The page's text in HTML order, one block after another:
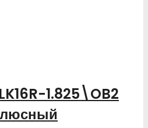
1.825\OB2